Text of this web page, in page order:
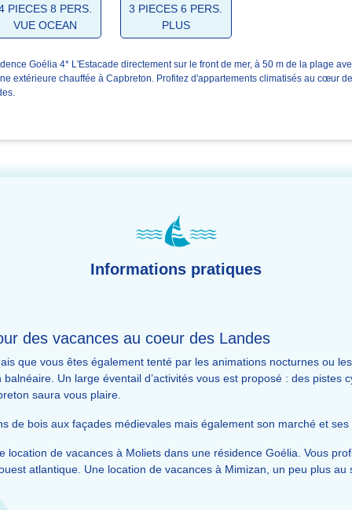
PIECES 8 PERS.
VUE OCEAN
3 PIECES 6 PERS.
PLUS
Goélia 4* L'Estacade directement sur le front de mer, à 50 m de la plage
extérieure chauffée à Capbreton. Profitez d'appartements climatisés au cœur
Informations pratiques
des vacances au coeur des Landes
que vous êtes également tenté par les animations nocturnes ou
Un large éventail d’activités vous est proposé : des pistes
saura vous plaire.
de bois aux façades médievales mais également son marché et ses
de vacances à Moliets dans une résidence Goélia. Vous
atlantique. Une location de vacances à Mimizan, un peu plus